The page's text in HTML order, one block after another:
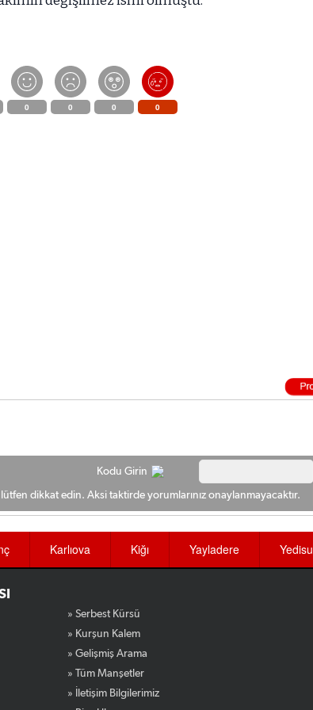
0 0 0 0
Kodu Girin
dikkat edin. Aksi taktirde yorumlarınız onaylanmayacaktır.
Karlıova Kiğı Yayladere Yedisu
» Serbest Kürsü
» Kurşun Kalem
» Gelişmiş Arama
» Tüm Manşetler
» İletişim Bilgilerimiz